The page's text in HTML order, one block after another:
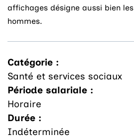
affichages désigne aussi bien
hommes.
Catégorie :
Santé et services sociaux
Période salariale :
Horaire
Durée :
Indéterminée